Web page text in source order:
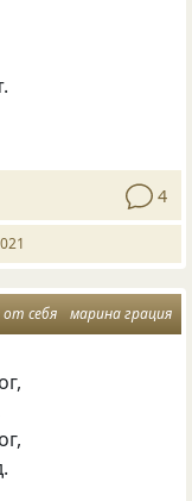
4
от себя марина грация